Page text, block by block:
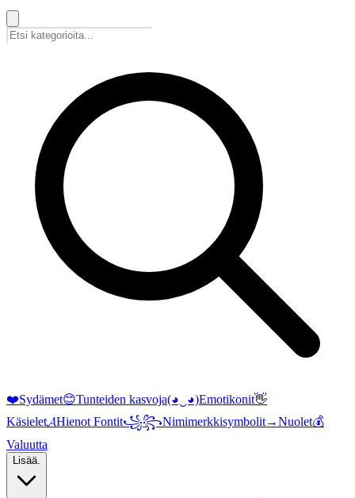
❤️Sydämet😊Tunteiden kasvoja(◕‿◕)Emotikonit👋
Käsielet𝓐Hienot Fontit꧁꧂Nimimerkkisymbolit→Nuolet💰
Valuutta
Lisää.